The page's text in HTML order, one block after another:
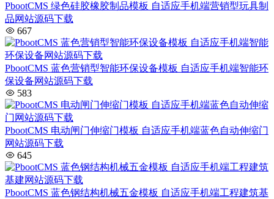
PbootCMS 绿色硅胶橡胶制品模板 自适应手机端营销型玩具制
品网站源码下载
667
PbootCMS 蓝色营销型智能环保设备模板 自适应手机端智能环
保设备网站源码下载
583
PbootCMS 电动闸门伸缩门模板 自适应手机端蓝色自动伸缩门
网站源码下载
645
PbootCMS 蓝色钢结构机械五金模板 自适应手机端工程建筑基